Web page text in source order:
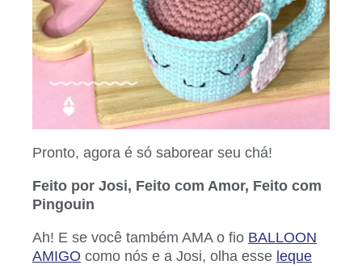
Pronto, agora é só saborear seu chá!
Feito por Josi, Feito com Amor, Feito com
Pingouin
Ah! E se você também AMA o fio BALLOON
AMIGO como nós e a Josi, olha esse leque